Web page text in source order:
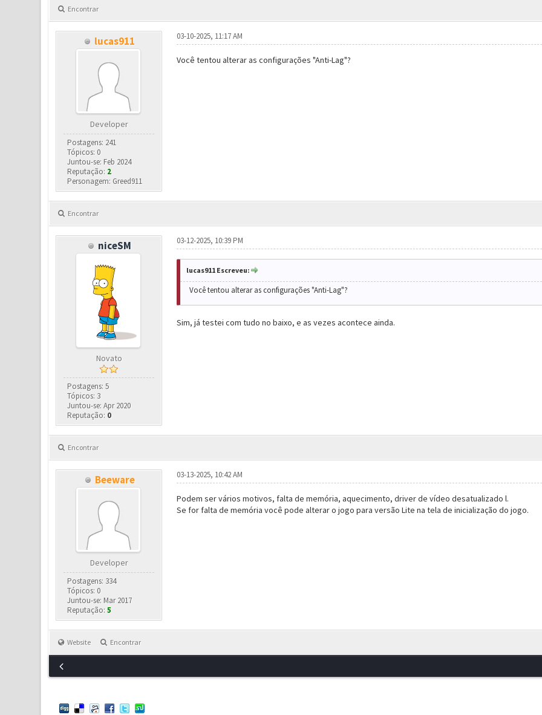
Encontrar
lucas911
Developer
Postagens: 241
Tópicos: 0
Juntou-se: Feb 2024
Reputação: 2
Personagem: Greed911
03-10-2025, 11:17 AM
Você tentou alterar as configurações "Anti-Lag"?
Encontrar
niceSM
Novato
Postagens: 5
Tópicos: 3
Juntou-se: Apr 2020
Reputação: 0
03-12-2025, 10:39 PM
lucas911 Escreveu:
Você tentou alterar as configurações "Anti-Lag"?
Sim, já testei com tudo no baixo, e as vezes acontece ainda.
Encontrar
Beeware
Developer
Postagens: 334
Tópicos: 0
Juntou-se: Mar 2017
Reputação:5
03-13-2025, 10:42 AM
Podem ser vários motivos, falta de memória, aquecimento, driver de vídeo desatualizado l.
Se for falta de memória você pode alterar o jogo para versão Lite na tela de inicialização do jogo.
Website Encontrar